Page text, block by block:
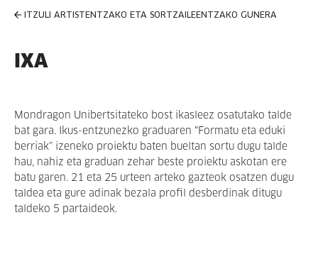
ITZULI ARTISTENTZAKO ETA SORTZAILEENTZAKO GUNERA
IXA
Mondragon Unibertsitateko bost ikasleez osatutako talde
bat gara. Ikus-entzunezko graduaren “Formatu eta eduki
berriak” izeneko proiektu baten bueltan sortu dugu talde
hau, nahiz eta graduan zehar beste proiektu askotan ere
batu garen. 21 eta 25 urteen arteko gazteok osatzen dugu
taldea eta gure adinak bezala profil desberdinak ditugu
taldeko 5 partaideok.